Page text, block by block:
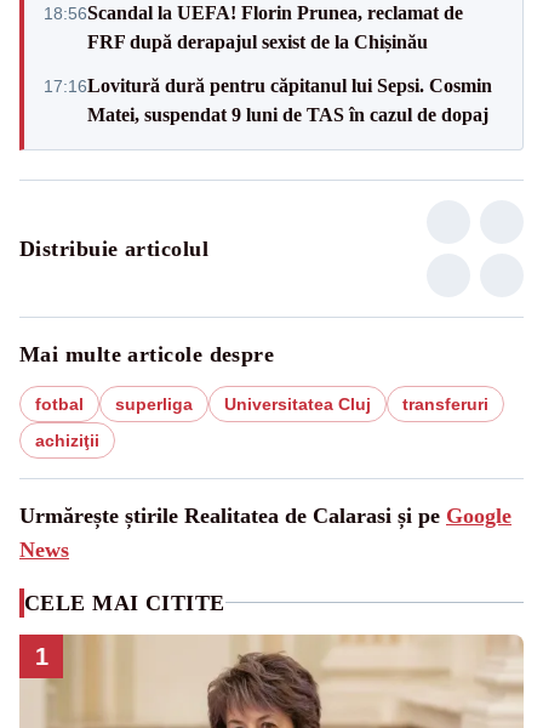
18:56Scandal la UEFA! Florin Prunea, reclamat de
FRF după derapajul sexist de la Chișinău
17:16Lovitură dură pentru căpitanul lui Sepsi. Cosmin
Matei, suspendat 9 luni de TAS în cazul de dopaj
Distribuie articolul
Mai multe articole despre
fotbal superliga Universitatea Cluj
transferuri
achiziţii
Urmărește știrile Realitatea de Calarasi și pe Google
News
CELE MAI CITITE
1